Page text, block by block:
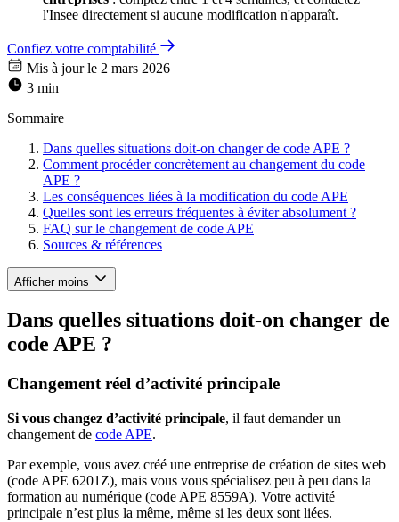
l'Insee directement si aucune modification n'apparaît.
Confiez votre comptabilité
Mis à jour le 2 mars 2026
3 min
Sommaire
Dans quelles situations doit-on changer de code APE ?
Comment procéder concrètement au changement du code
APE ?
Les conséquences liées à la modification du code APE
Quelles sont les erreurs fréquentes à éviter absolument ?
FAQ sur le changement de code APE
Sources & références
Afficher moins
Dans quelles situations doit-on changer de
code APE ?
Changement réel d’activité principale
Si vous changez d’activité principale, il faut demander un
changement de code APE.
Par exemple, vous avez créé une entreprise de création de sites web
(code APE 6201Z), mais vous vous spécialisez peu à peu dans la
formation au numérique (code APE 8559A). Votre activité
principale n’est plus la même, même si les deux sont liées.